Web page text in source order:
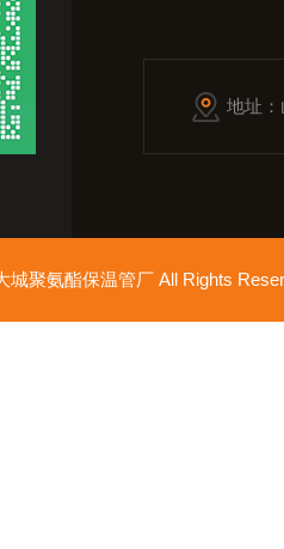
地址
城聚氨酯保温管厂 All Rights